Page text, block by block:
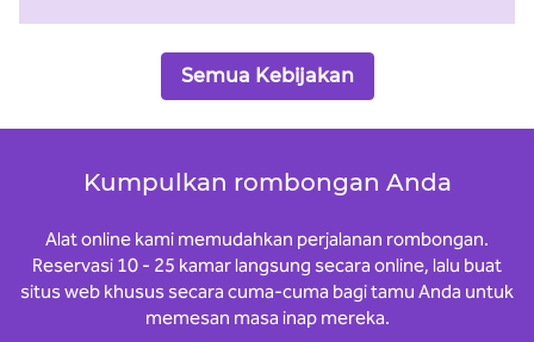
Semua Kebijakan
Kumpulkan rombongan Anda
Alat online kami memudahkan perjalanan rombongan.
Reservasi 10 - 25 kamar langsung secara online, lalu buat
situs web khusus secara cuma-cuma bagi tamu Anda untuk
memesan masa inap mereka.